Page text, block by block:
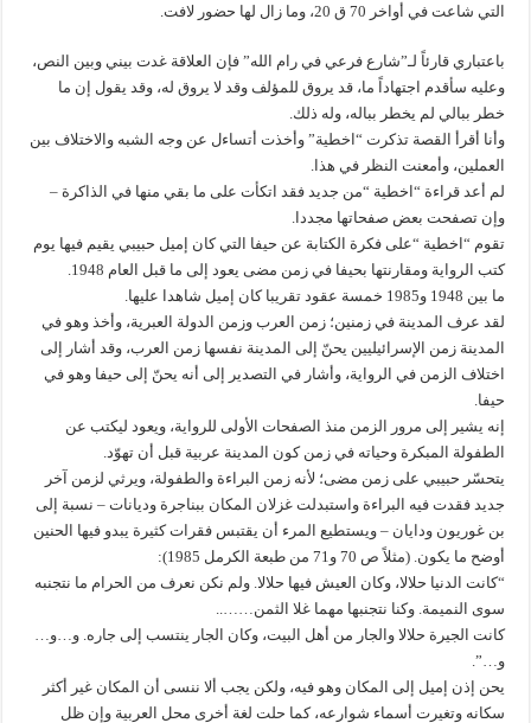
التي شاعت في أواخر 70 ق 20، وما زال لها حضور لافت.
باعتباري قارئاً لـ”شارع فرعي في رام الله” فإن العلاقة غدت بيني وبين النص،
وعليه سأقدم اجتهاداً ما، قد يروق للمؤلف وقد لا يروق له، وقد يقول إن ما
خطر ببالي لم يخطر بباله، وله ذلك.
وأنا أقرأ القصة تذكرت “اخطية” وأخذت أتساءل عن وجه الشبه والاختلاف بين
العملين، وأمعنت النظر في هذا.
لم أعد قراءة “اخطية “من جديد فقد اتكأت على ما بقي منها في الذاكرة –
وإن تصفحت بعض صفحاتها مجددا.
تقوم “اخطية “على فكرة الكتابة عن حيفا التي كان إميل حبيبي يقيم فيها يوم
كتب الرواية ومقارنتها بحيفا في زمن مضى يعود إلى ما قبل العام 1948.
ما بين 1948 و1985 خمسة عقود تقريبا كان إميل شاهدا عليها.
لقد عرف المدينة في زمنين؛ زمن العرب وزمن الدولة العبرية، وأخذ وهو في
المدينة زمن الإسرائيليين يحنّ إلى المدينة نفسها زمن العرب، وقد أشار إلى
اختلاف الزمن في الرواية، وأشار في التصدير إلى أنه يحنّ إلى حيفا وهو في
حيفا.
إنه يشير إلى مرور الزمن منذ الصفحات الأولى للرواية، ويعود ليكتب عن
الطفولة المبكرة وحياته في زمن كون المدينة عربية قبل أن تهوّد.
يتحسّر حبيبي على زمن مضى؛ لأنه زمن البراءة والطفولة، ويرثي لزمن آخر
جديد فقدت فيه البراءة واستبدلت غزلان المكان ببناجرة وديانات – نسبة إلى
بن غوريون ودايان – ويستطيع المرء أن يقتبس فقرات كثيرة يبدو فيها الحنين
أوضح ما يكون. (مثلاً ص 70 و71 من طبعة الكرمل 1985):
“كانت الدنيا حلالا، وكان العيش فيها حلالا. ولم نكن نعرف من الحرام ما نتجنبه
سوى النميمة. وكنا نتجنبها مهما غلا الثمن……..
كانت الجيرة حلالا والجار من أهل البيت، وكان الجار ينتسب إلى جاره. و…و…
و…”.
يحن إذن إميل إلى المكان وهو فيه، ولكن يجب ألا ننسى أن المكان غير أكثر
سكانه وتغيرت أسماء شوارعه، كما حلت لغة أخرى محل العربية وإن ظل